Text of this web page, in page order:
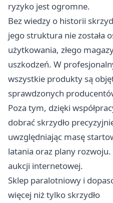
ryzyko jest ogromne.
Bez wiedzy o historii
jego struktura nie została
użytkowania, złego
uszkodzeń. W
wszystkie produkty są
sprawdzonych
Poza tym, dzięki
dobrać skrzydło
uwzględniając masę
latania oraz plany rozwoju.
aukcji internetowej.
Sklep paralotniowy i
więcej niż tylko skrzydło